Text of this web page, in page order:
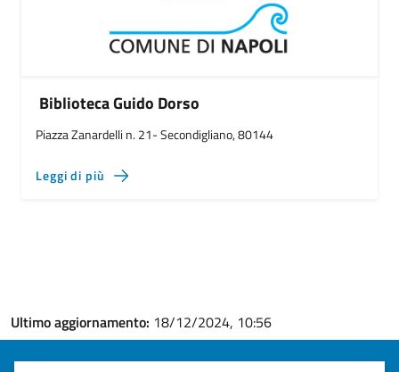
Biblioteca Guido Dorso
Piazza Zanardelli n. 21- Secondigliano, 80144
Leggi di più
Ultimo aggiornamento: 18/12/2024, 10:56